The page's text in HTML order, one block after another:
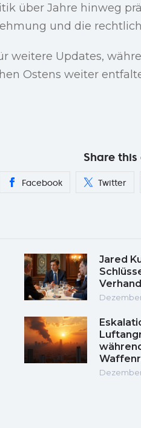
über Jahre hinweg
und die
weitere Updates,
Ostens weiter
Share
Facebook Twitter
Jared
Dezember
Dezember